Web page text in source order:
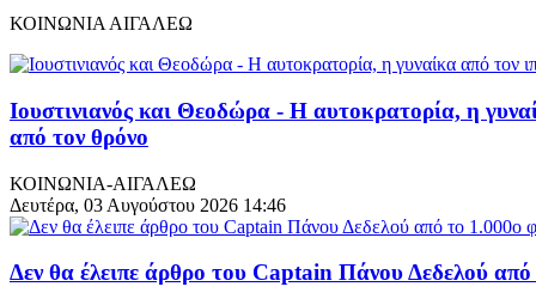
ΚΟΙΝΩΝΙΑ ΑΙΓΑΛΕΩ
Ιουστινιανός και Θεοδώρα - Η αυτοκρατορία, η
από τον θρόνο
ΚΟΙΝΩΝΙΑ-ΑΙΓΑΛΕΩ
Δευτέρα, 03 Αυγούστου 2026 14:46
Δεν θα έλειπε άρθρο του Captain Πάνου Δεδελού